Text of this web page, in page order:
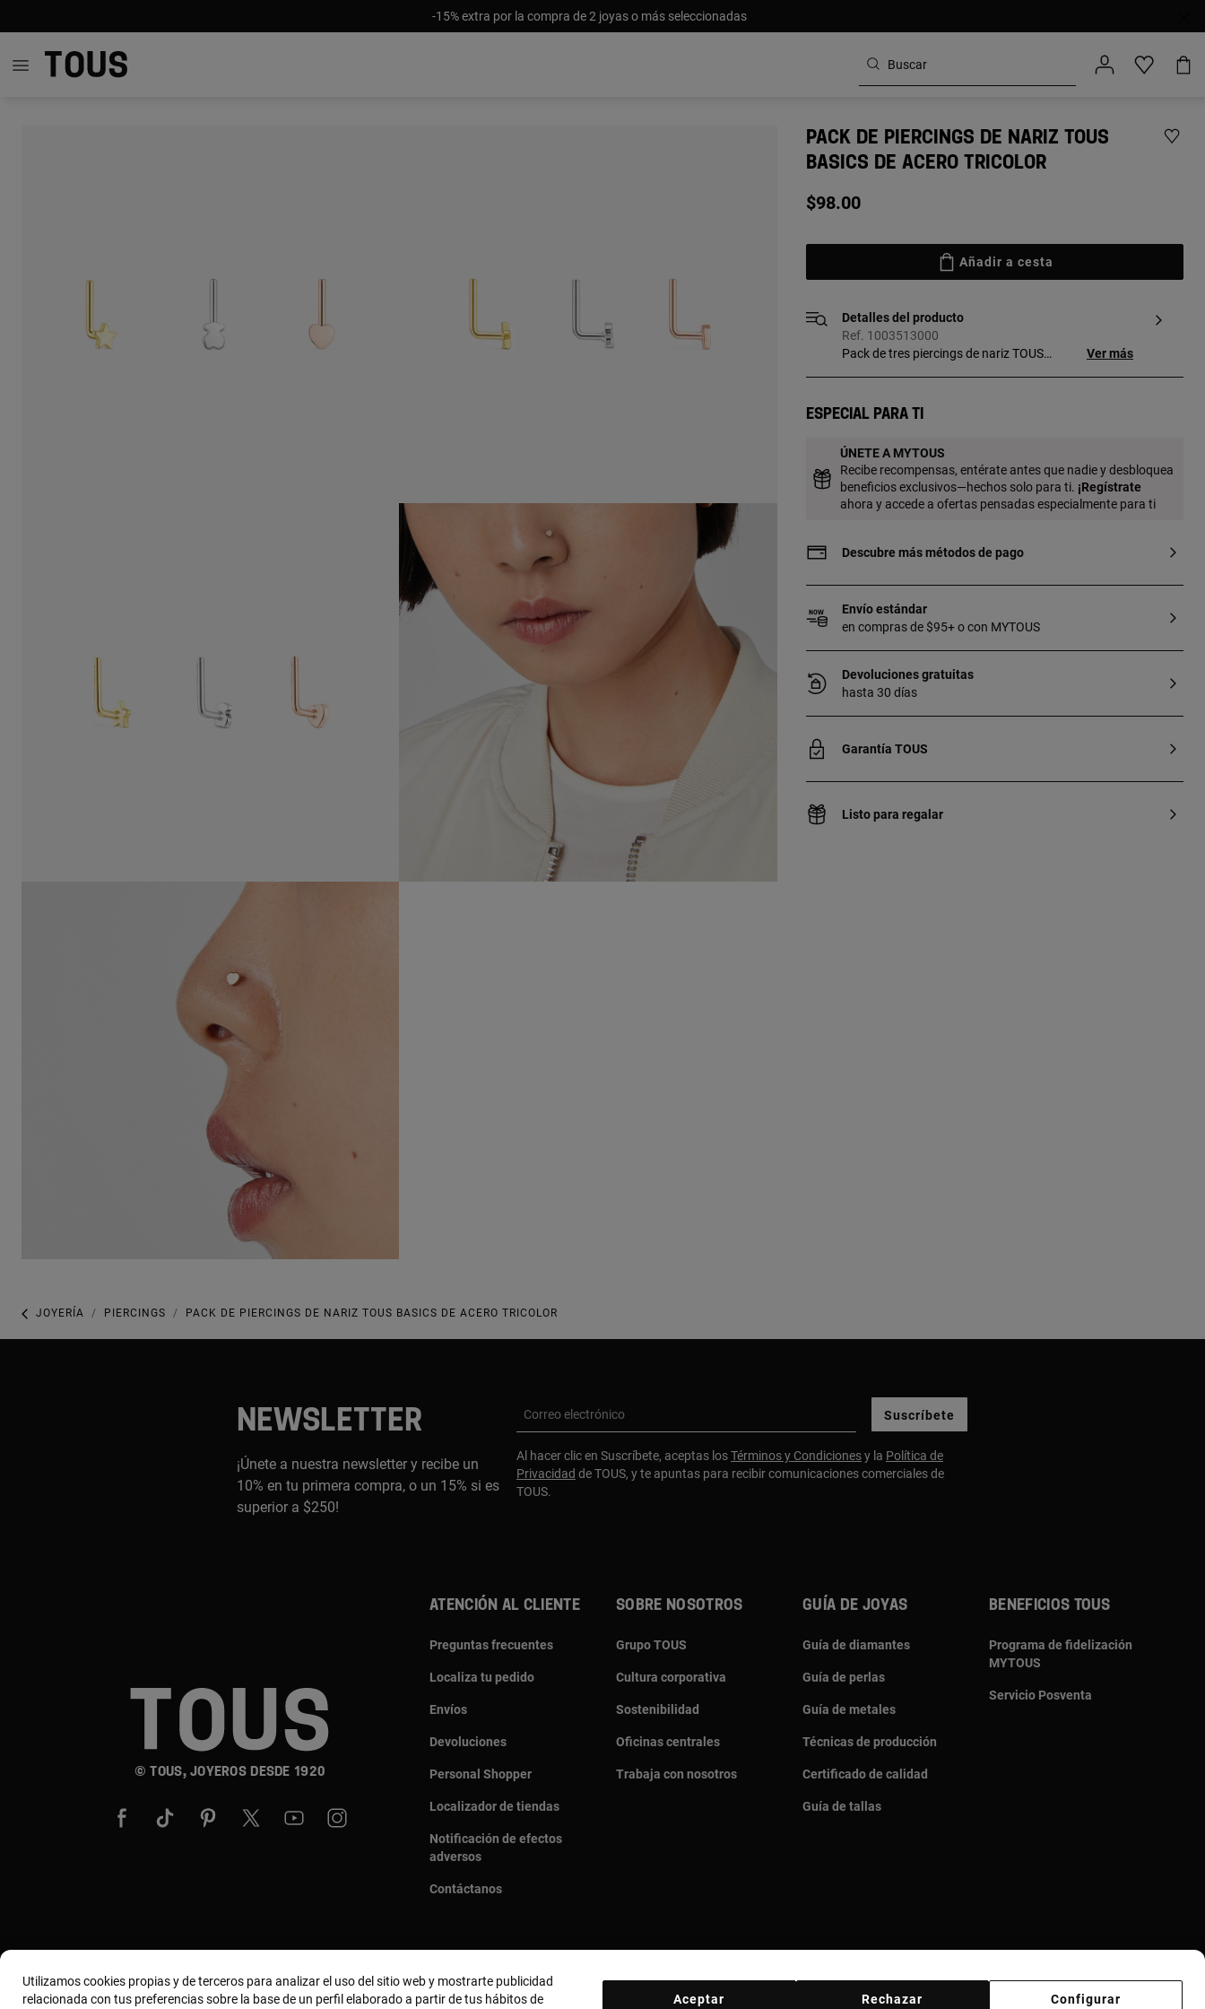
-15% extra por la compra de 2 joyas o más seleccionadas
PACK DE PIERCINGS DE NARIZ TOUS
BASICS DE ACERO TRICOLOR
$98.00
Añadir a cesta
Detalles del producto
Ref. 1003513000
Pack de tres piercings de nariz TOUS
IP dorado) y corazón (acero IP rosado) de
biocompatible e hipoalergénico, no
esterilizado. Apto para segunda puesta.
Uso recomendado para la nariz.] Técnica
de producción: Fundición.
Ver más
Especial para ti
ÚNETE A MYTOUS
Recibe recompensas, entérate antes que nadie y desbloquea
beneficios exclusivos—hechos solo para ti. ¡Regístrate
ahora y accede a ofertas pensadas especialmente para ti
Descubre más métodos de pago
Envío estándar
en compras de $95+ o con MYTOUS
Devoluciones gratuitas
hasta 30 días
Garantía TOUS
Listo para regalar
JOYERÍA PIERCINGS PACK DE PIERCINGS DE NARIZ TOUS BASICS DE ACERO TRICOLOR
NEWSLETTER
¡Únete a nuestra newsletter y recibe un
10% en tu primera compra, o un 15% si es
superior a $250!
Correo electrónico Suscríbete
Al hacer clic en Suscríbete, aceptas losTérminos y Condicionesy la Política de
Privacidad de TOUS, y te apuntas para recibir comunicaciones comerciales de
TOUS.
© TOUS, JOYEROS DESDE 1920
ATENCIÓN AL CLIENTE
Preguntas frecuentes
Localiza tu pedido
Envíos
Devoluciones
Personal Shopper
Localizador de tiendas
Notificación de efectos
adversos
Contáctanos
SOBRE NOSOTROS
Grupo TOUS
Cultura corporativa
Sostenibilidad
Oficinas centrales
Trabaja con nosotros
GUÍA DE JOYAS
Guía de diamantes
Guía de perlas
Guía de metales
Técnicas de producción
Certificado de calidad
Guía de tallas
BENEFICIOS TOUS
Programa de fidelización
MYTOUS
Servicio Posventa
País y moneda: Puerto Rico / US Dollar
Utilizamos cookies propias y de terceros para analizar el uso del sitio web y mostrarte publicidad
relacionada con tus preferencias sobre la base de un perfil elaborado a partir de tus hábitos de
Configurar
Rechazar
Aceptar